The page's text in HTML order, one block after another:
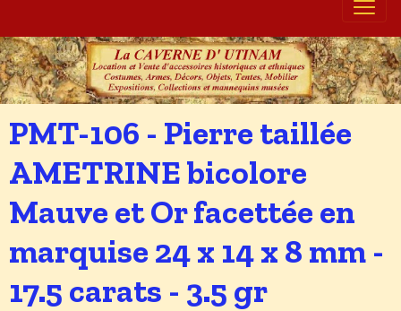
PMT-106 - Pierre taillée
AMETRINE bicolore
Mauve et Or facettée en
marquise 24 x 14 x 8 mm -
17.5 carats - 3.5 gr